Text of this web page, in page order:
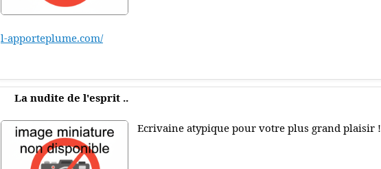
l-apporteplume.com/
La nudite de l'esprit ..
Ecrivaine atypique pour votre plus grand plaisir !